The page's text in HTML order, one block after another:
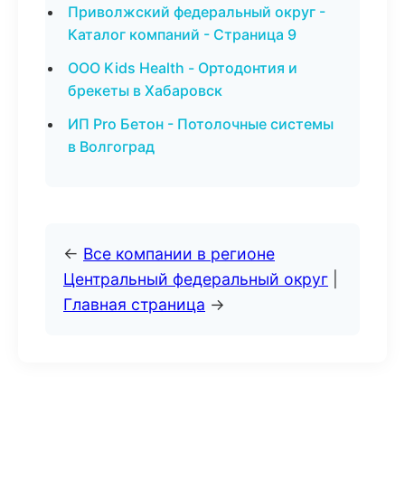
Приволжский федеральный округ -
Каталог компаний - Страница 9
ООО Kids Health - Ортодонтия и
брекеты в Хабаровск
ИП Pro Бетон - Потолочные системы
в Волгоград
← Все компании в регионе
Центральный федеральный округ
Главная страница →